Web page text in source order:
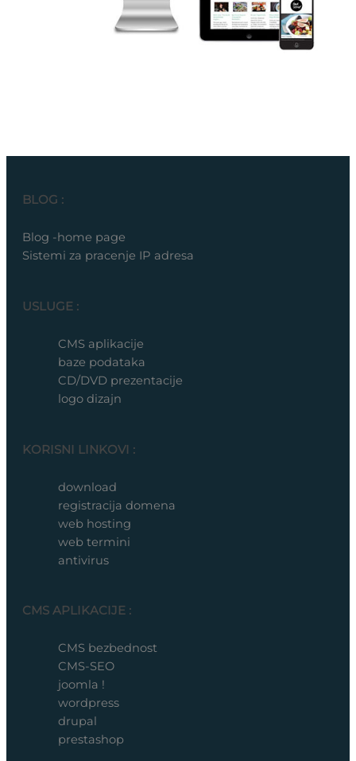
BLOG :
Blog -home page
Sistemi za pracenje IP adresa
USLUGE :
CMS aplikacije
baze podataka
CD/DVD prezentacije
logo dizajn
KORISNI LINKOVI :
download
registracija domena
web hosting
web termini
antivirus
CMS APLIKACIJE :
CMS bezbednost
CMS-SEO
joomla !
wordpress
drupal
prestashop